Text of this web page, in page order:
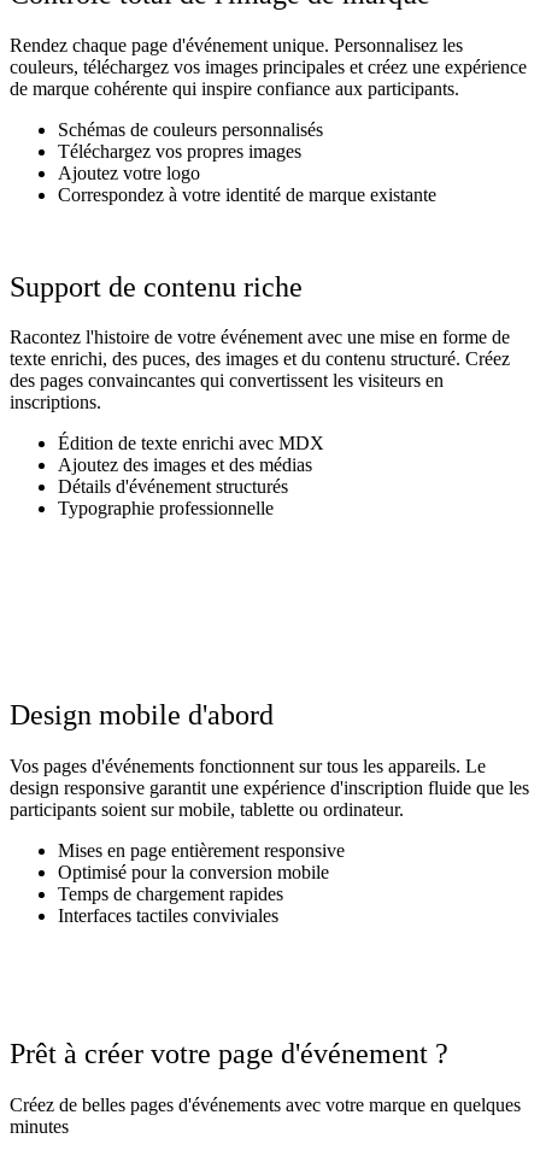
Rendez chaque page d'événement unique. Personnalisez les
couleurs, téléchargez vos images principales et créez une expérience
de marque cohérente qui inspire confiance aux participants.
Schémas de couleurs personnalisés
Téléchargez vos propres images
Ajoutez votre logo
Correspondez à votre identité de marque existante
Support de contenu riche
Racontez l'histoire de votre événement avec une mise en forme de
texte enrichi, des puces, des images et du contenu structuré. Créez
des pages convaincantes qui convertissent les visiteurs en
inscriptions.
Édition de texte enrichi avec MDX
Ajoutez des images et des médias
Détails d'événement structurés
Typographie professionnelle
Design mobile d'abord
Vos pages d'événements fonctionnent sur tous les appareils. Le
design responsive garantit une expérience d'inscription fluide que les
participants soient sur mobile, tablette ou ordinateur.
Mises en page entièrement responsive
Optimisé pour la conversion mobile
Temps de chargement rapides
Interfaces tactiles conviviales
Prêt à créer votre page d'événement ?
Créez de belles pages d'événements avec votre marque en quelques
minutes